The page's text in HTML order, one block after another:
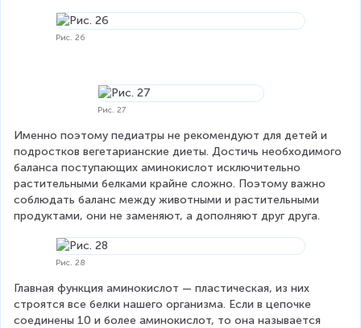
Рис. 26
Рис. 27
Именно поэтому педиатры не рекомендуют для детей и
подростков вегетарианские диеты. Достичь необходимого
баланса поступающих аминокислот исключительно
растительными белками крайне сложно. Поэтому важно
соблюдать баланс между животными и растительными
продуктами, они не заменяют, а дополняют друг друга.
Рис. 28
Главная функция аминокислот — пластическая, из них
строятся все белки нашего организма. Если в цепочке
соединены 10 и более аминокислот, то она называется